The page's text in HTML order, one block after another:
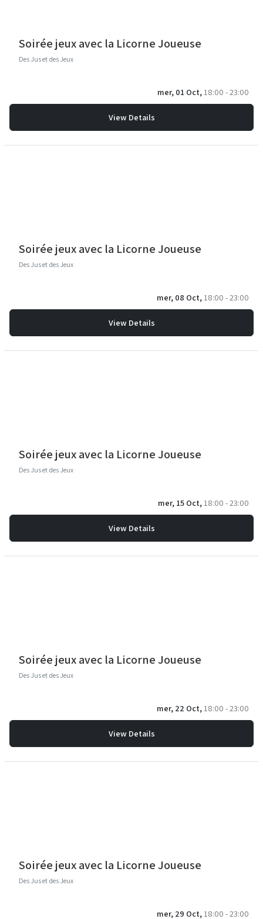
Soirée jeux avec la Licorne Joueuse
Des Jus et des Jeux
mer, 01 Oct,18:00 - 23:00
View Details
Soirée jeux avec la Licorne Joueuse
Des Jus et des Jeux
mer, 08 Oct,18:00 - 23:00
View Details
Soirée jeux avec la Licorne Joueuse
Des Jus et des Jeux
mer, 15 Oct,18:00 - 23:00
View Details
Soirée jeux avec la Licorne Joueuse
Des Jus et des Jeux
mer, 22 Oct,18:00 - 23:00
View Details
Soirée jeux avec la Licorne Joueuse
Des Jus et des Jeux
mer, 29 Oct,18:00 - 23:00